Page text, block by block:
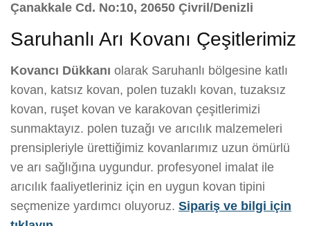
Çanakkale Cd. No:10, 20650 Çivril/Denizli
Saruhanlı Arı Kovanı Çeşitlerimiz
Kovancı Dükkanı olarak Saruhanlı bölgesine katlı
kovan, katsız kovan, polen tuzaklı kovan, tuzaksız
kovan, ruşet kovan ve karakovan çeşitlerimizi
sunmaktayız. polen tuzağı ve arıcılık malzemeleri
prensipleriyle ürettiğimiz kovanlarımız uzun ömürlü
ve arı sağlığına uygundur. profesyonel imalat ile
arıcılık faaliyetleriniz için en uygun kovan tipini
seçmenize yardımcı oluyoruz. Sipariş ve bilgi için